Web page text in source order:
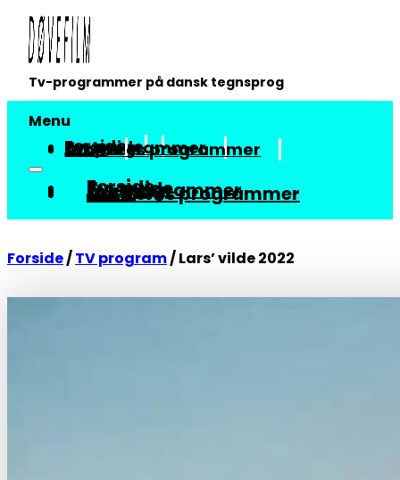
Tv-programmer på dansk tegnsprog
Menu
Forside
Tv-guide
Tv-programmer
Arkiv
Om vores programmer
Forside
Tv-guide
Tv-programmer
Arkiv
Om vores programmer
Forside/TV program/Lars’ vilde 2022